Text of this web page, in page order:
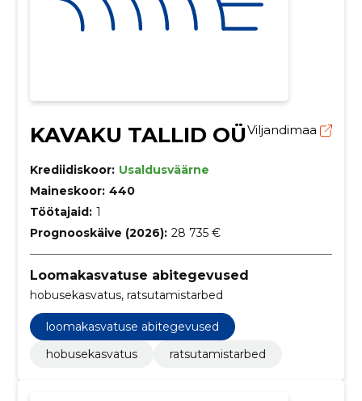
KAVAKU TALLID OÜViljandimaa
Krediidiskoor: Usaldusväärne
Maineskoor: 440
Töötajaid: 1
Prognooskäive (2026): 28 735 €
Loomakasvatuse abitegevused
hobusekasvatus, ratsutamistarbed
loomakasvatuse abitegevused
hobusekasvatus
ratsutamistarbed